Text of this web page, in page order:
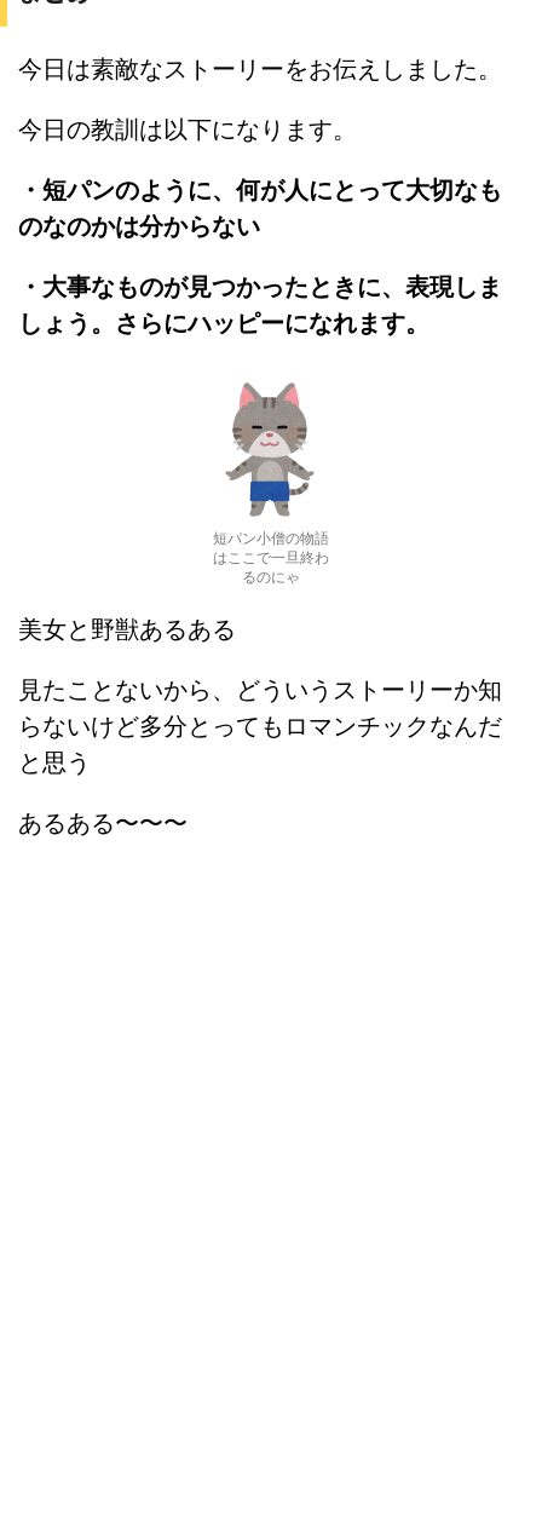
今日は素敵なストーリーをお伝えしました。
今日の教訓は以下になります。
・短パンのように、何が人にとって大切なも
のなのかは分からない
・大事なものが見つかったときに、表現しま
しょう。さらにハッピーになれます。
短パン小僧の物語
はここで一旦終わ
るのにゃ
美女と野獣あるある
見たことないから、どういうストーリーか知
らないけど多分とってもロマンチックなんだ
と思う
あるある〜〜〜